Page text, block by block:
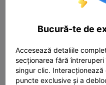
Bucură-te de
Accesează detaliile
secționarea fără
singur clic.
puncte exclusive și a